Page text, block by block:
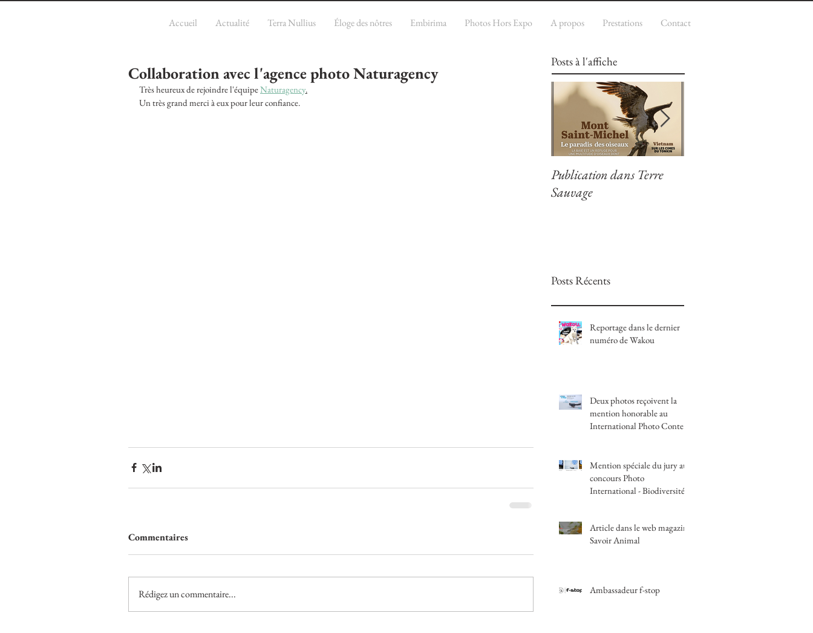
Accueil Actualité Terra Nullius Éloge des nôtres Embirima Photos Hors Expo A propos Prestations Contact
Collaboration avec l'agence photo Naturagency
Très heureux de rejoindre l'équipe Naturagency.
Un très grand merci à eux pour leur confiance.
Commentaires
Rédigez un commentaire...
Posts à l'affiche
Publication dans Terre
Sauvage
Posts Récents
Reportage dans le dernier
numéro de Wakou
Deux photos reçoivent la
mention honorable au
International Photo Contest
Mention spéciale du jury au
concours Photo
International - Biodiversité,
Article dans le web magazine
Savoir Animal
Ambassadeur f-stop